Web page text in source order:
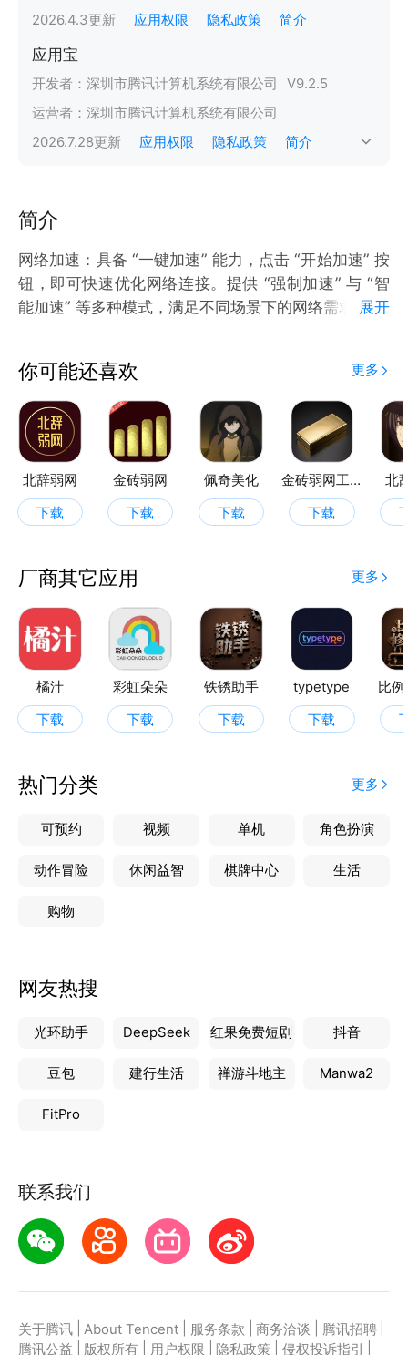
2026.4.3更新 应用权限 隐私政策 简介
应用宝
开发者： 深圳市腾讯计算机系统有限公司 V9.2.5
运营者： 深圳市腾讯计算机系统有限公司
2026.7.28更新 应用权限 隐私政策 简介
简介
网络加速：具备 “一键加速” 能力，点击 “开始加速” 按
钮，即可快速优化网络连接。提供 “强制加速” 与 “智
能加速” 等多种模式，满足不同场景下的网络需求 ，让
使用的 VPN 路线、加速模式（如智能加速 ）、加速时
长及具体时间，便于用户随时查看与管理。
展开
你可能还喜欢 更多
北辞弱网
下载
金砖弱网
下载
佩奇美化
下载
金砖弱网工具
下载
北
厂商其它应用 更多
橘汁
下载
彩虹朵朵
下载
铁锈助手
下载
typetype
下载
比
热门分类 更多
可预约 视频 单机 角色扮演
动作冒险 休闲益智 棋牌中心 生活
购物
网友热搜
光环助手 DeepSeek 红果免费短剧 抖音
豆包 建行生活 禅游斗地主 Manwa2
FitPro
联系我们
关于腾讯 About Tencent 服务条款 商务洽谈 腾讯招聘
腾讯公益
版权所有 用户权限 隐私政策 侵权投诉指引